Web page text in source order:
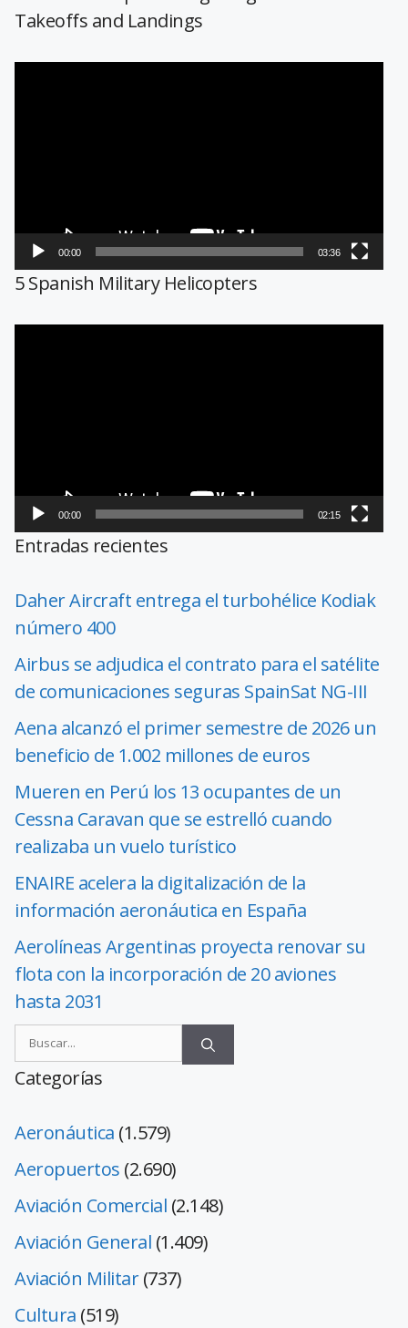
Takeoffs and Landings
00:00 03:36
5 Spanish Military Helicopters
00:00 02:15
Entradas recientes
Daher Aircraft entrega el turbohélice Kodiak
número 400
Airbus se adjudica el contrato para el satélite
de comunicaciones seguras SpainSat NG-III
Aena alcanzó el primer semestre de 2026 un
beneficio de 1.002 millones de euros
Mueren en Perú los 13 ocupantes de un
Cessna Caravan que se estrelló cuando
realizaba un vuelo turístico
ENAIRE acelera la digitalización de la
información aeronáutica en España
Aerolíneas Argentinas proyecta renovar su
flota con la incorporación de 20 aviones
hasta 2031
Categorías
Aeronáutica (1.579)
Aeropuertos (2.690)
Aviación Comercial (2.148)
Aviación General (1.409)
Aviación Militar(737)
Cultura (519)